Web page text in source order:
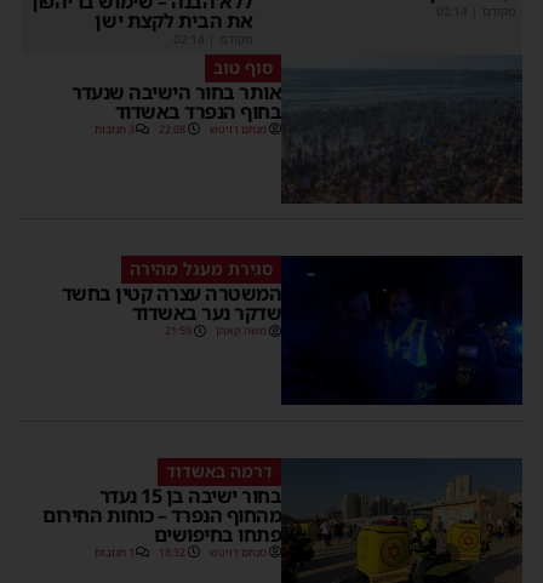
את הבית לקצת ישן
סוף טוב
אותר בחור הישיבה שנעדר
בחוף הנפרד באשדוד
מנחם דויטש 22:08 3 תגובות
סגירת מעגל מהירה
המשטרה עצרה קטין בחשד
שדקר נער באשדוד
משה קאהן 21:59
דרמה באשדוד
בחור ישיבה בן 15 נעדר
מהחוף הנפרד – כוחות החירום
פתחו בחיפושים
מנחם דויטש 18:32 1 תגובות